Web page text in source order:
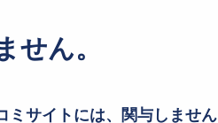
せん。
ミサイトには、関与しませ